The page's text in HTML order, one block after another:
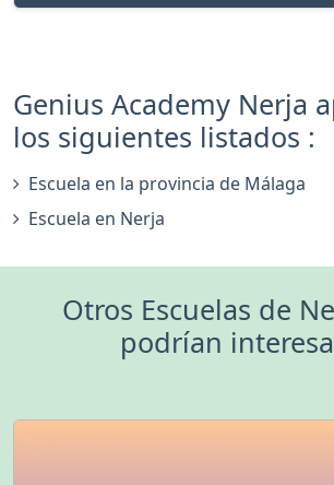
Genius Academy Nerja
los siguientes listados :
Escuela en la provincia de Málaga
Escuela en Nerja
Otros Escuelas de
podrían